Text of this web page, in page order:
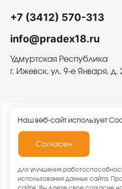
Наш веб-сайт использует
Согласен
для улучшения
использования данных сайта.
2026 © ООО
+7 (3412) 570-313
info@pradex18.ru
Удмуртская Республика
г. Ижевск, ул. 9-е Января, д.